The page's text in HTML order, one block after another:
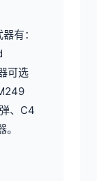
有：
可选
、C4